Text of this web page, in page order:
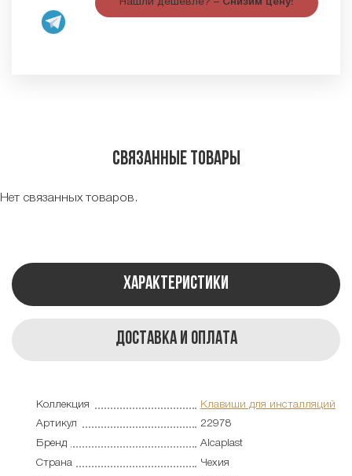
Нашли дешевле? – Снизим цену!
Связанные товары
Нет связанных товаров.
Характеристики
Доставка и оплата
Коллекция
Клавиши для инсталляций
Артикул
22978
Бренд
Alcaplast
Страна
Чехия